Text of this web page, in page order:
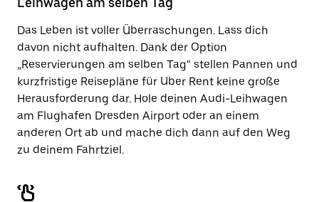
zu
Das Leben ist voller Überraschungen. Lass dich
davon nicht aufhalten. Dank der Option
„Reservierungen am selben Tag“ stellen Pannen und
kurzfristige Reisepläne für Uber Rent keine große
Herausforderung dar. Hole deinen Audi-Leihwagen
am Flughafen Dresden Airport oder an einem
anderen Ort ab und mache dich dann auf den Weg
zu deinem Fahrtziel.